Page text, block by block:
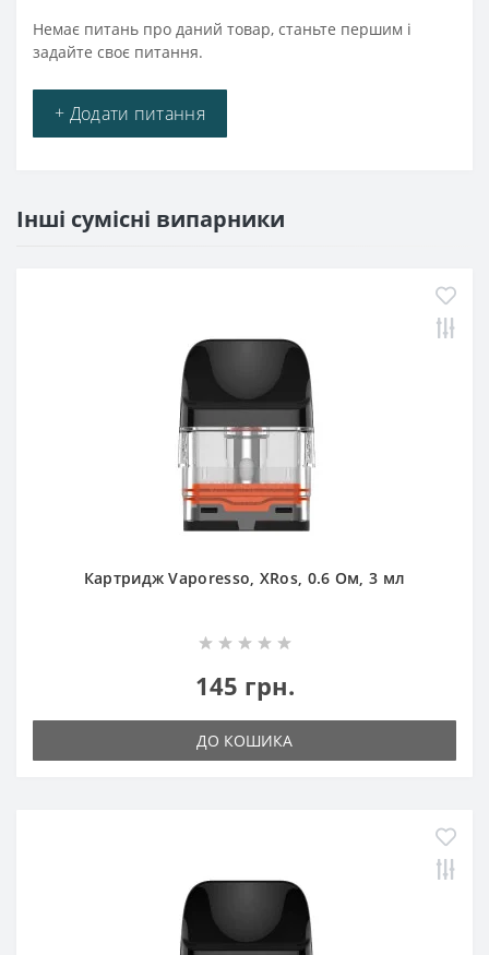
Немає питань про даний товар, станьте першим і
задайте своє питання.
+ Додати питання
Інші сумісні випарники
Картридж Vaporesso, XRos, 0.6 Ом, 3 мл
145 грн.
ДО КОШИКА